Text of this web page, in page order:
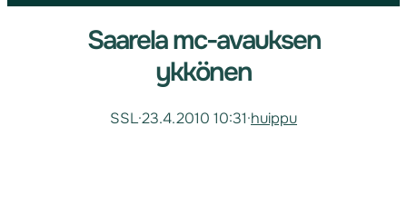
Saarela mc-avauksen
ykkönen
SSL·23.4.2010 10:31·huippu